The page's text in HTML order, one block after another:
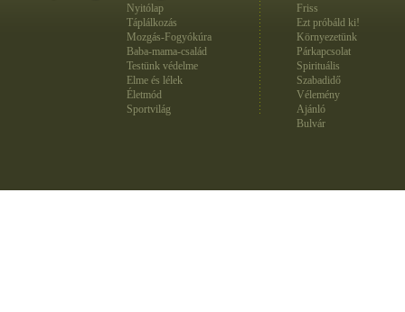
Nyitólap
Táplálkozás
Mozgás-Fogyókúra
Baba-mama-család
Testünk védelme
Elme és lélek
Életmód
Sportvilág
Friss
Ezt próbáld ki!
Környezetünk
Párkapcsolat
Spirituális
Szabadidő
Vélemény
Ajánló
Bulvár